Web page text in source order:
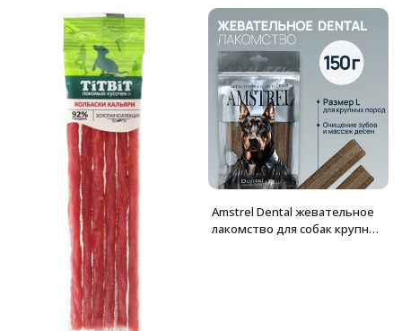
Amstrel Dental жевательное
лакомство для собак крупных